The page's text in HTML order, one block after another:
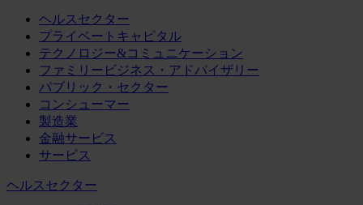
ヘルスセクター
プライベートキャピタル
テクノロジー&コミュニケーション
ファミリービジネス・アドバイザリー
パブリック・セクター
コンシューマー
製造業
金融サービス
サービス
ヘルスセクター